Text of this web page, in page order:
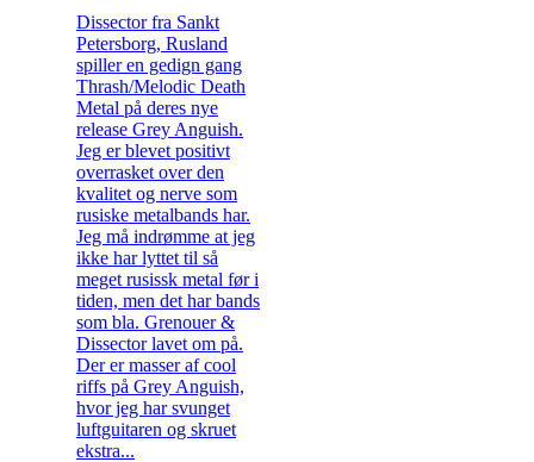
Dissector fra Sankt
Petersborg, Rusland
spiller en gedign gang
Thrash/Melodic Death
Metal på deres nye
release Grey Anguish.
Jeg er blevet positivt
overrasket over den
kvalitet og nerve som
rusiske metalbands har.
Jeg må indrømme at jeg
ikke har lyttet til så
meget rusissk metal før i
tiden, men det har bands
som bla. Grenouer &
Dissector lavet om på.
Der er masser af cool
riffs på Grey Anguish,
hvor jeg har svunget
luftguitaren og skruet
ekstra...